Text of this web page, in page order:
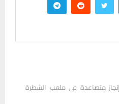
متصاعدة في ملعب الشطرة